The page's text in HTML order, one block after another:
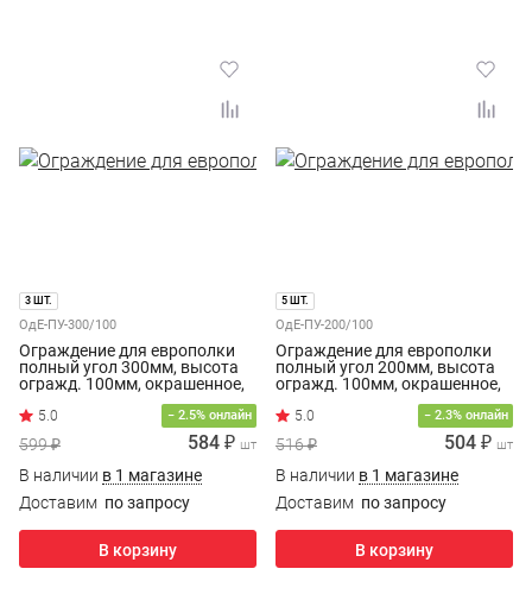
3 ШТ.
ОдЕ-ПУ-300/100
Ограждение для европолки
полный угол 300мм, высота
огражд. 100мм, окрашенное,
− 2.5% онлайн
599 ₽ 584 ₽ шт
В наличии в 1 магазине
Доставим по запросу
В корзину
5 ШТ.
ОдЕ-ПУ-200/100
Ограждение для европолки
полный угол 200мм, высота
огражд. 100мм, окрашенное,
− 2.3% онлайн
516 ₽ 504 ₽ шт
В наличии в 1 магазине
Доставим по запросу
В корзину